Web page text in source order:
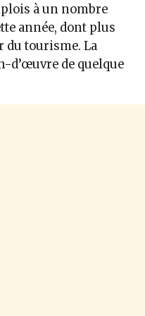
à un nombre
année, dont plus
du tourisme. La
d’œuvre de quelque